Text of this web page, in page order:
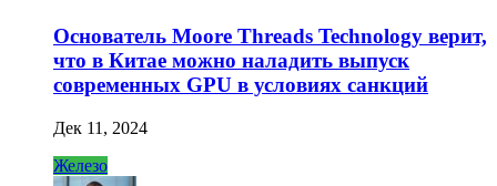
Основатель Moore Threads Technology верит,
что в Китае можно наладить выпуск
современных GPU в условиях санкций
Дек 11, 2024
Железо